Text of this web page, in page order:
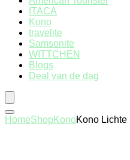
ITACA
Kono
travelite
Samsonite
WITTCHEN
Blogs
Deal van de dag
HomeShop KonoKono